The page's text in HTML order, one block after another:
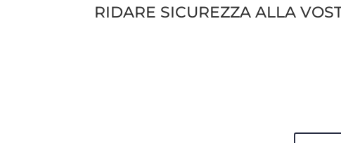
RIDARE SICUREZZA ALLA